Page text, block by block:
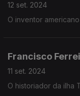
12 set. 2024
O inventor americano
Francisco
11 set. 2024
O historiador da ilha